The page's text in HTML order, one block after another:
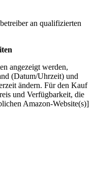
an qualifizierten
angezeigt werden,
(Datum/Uhrzeit) und
ändern. Für den Kauf
und Verfügbarkeit, die
Amazon-Website(s)]